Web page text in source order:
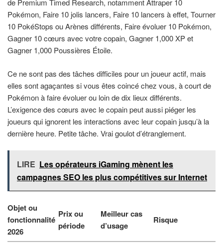
de Premium Timed Research, notamment Attraper 10
Pokémon, Faire 10 jolis lancers, Faire 10 lancers à effet, Tourner
10 PokéStops ou Arènes différents, Faire évoluer 10 Pokémon,
Gagner 10 cœurs avec votre copain, Gagner 1,000 XP et
Gagner 1,000 Poussières Étoile.
Ce ne sont pas des tâches difficiles pour un joueur actif, mais
elles sont agaçantes si vous êtes coincé chez vous, à court de
Pokémon à faire évoluer ou loin de dix lieux différents.
L’exigence des cœurs avec le copain peut aussi piéger les
joueurs qui ignorent les interactions avec leur copain jusqu’à la
dernière heure. Petite tâche. Vrai goulot d’étranglement.
LIRE Les opérateurs iGaming mènent les
campagnes SEO les plus compétitives sur Internet
Objet ou
fonctionnalité
2026
Prix ou
période
Meilleur cas
d’usage
Risque